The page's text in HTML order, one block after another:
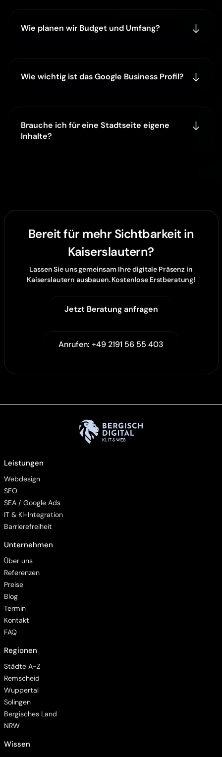
Wie planen wir Budget und Umfang?
Wie wichtig ist das Google Business Profil?
Brauche ich für eine Stadtseite eigene
Inhalte?
Bereit für mehr Sichtbarkeit in
Kaiserslautern?
Lassen Sie uns gemeinsam Ihre digitale Präsenz in
Kaiserslautern ausbauen. Kostenlose Erstberatung!
Jetzt Beratung anfragen
Anrufen: +49 2191 56 55 403
Leistungen
Webdesign
SEO
SEA / Google Ads
IT & KI-Integration
Barrierefreiheit
Unternehmen
Über uns
Referenzen
Preise
Blog
Termin
Kontakt
FAQ
Regionen
Städte A-Z
Remscheid
Wuppertal
Solingen
Bergisches Land
NRW
Wissen
Barrierefreiheit
Animationen pausieren